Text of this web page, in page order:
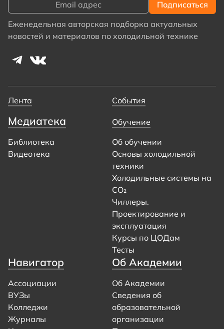
Еженедельная авторская подборка актуальных
новостей и материалов по холодильной технике
Лента События
Медиатека
Библиотека
Видеотека
Обучение
Об обучении
Основы холодильной
техники
Холодильные системы на
CO₂
Чиллеры.
Проектирование и
эксплуатация
Курсы по ЦОДам
Тесты
Навигатор
Ассоциации
ВУЗы
Колледжи
Журналы
Об Академии
Об Академии
Сведения об
образовательной
организации